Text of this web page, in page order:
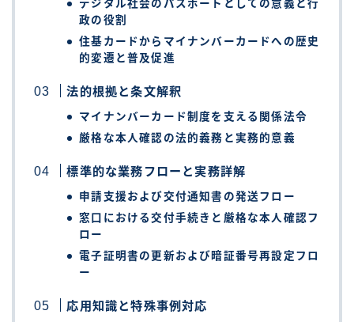
デジタル社会のパスポートとしての意義と行
政の役割
住基カードからマイナンバーカードへの歴史
的変遷と普及促進
法的根拠と条文解釈
マイナンバーカード制度を支える関係法令
厳格な本人確認の法的義務と実務的意義
標準的な業務フローと実務詳解
申請支援および交付通知書の発送フロー
窓口における交付手続きと厳格な本人確認フ
ロー
電子証明書の更新および暗証番号再設定フロ
ー
応用知識と特殊事例対応